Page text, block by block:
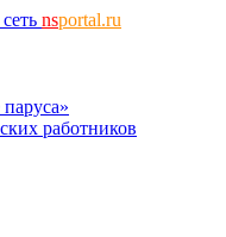
nsportal.ru
работников